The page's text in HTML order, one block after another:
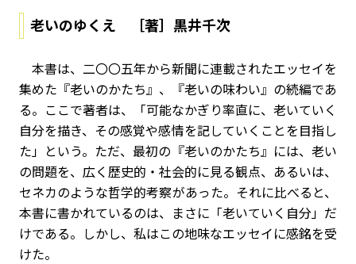
老いのゆくえ ［著］黒井千次
本書は、二〇〇五年から新聞に連載されたエッセイを
集めた『老いのかたち』、『老いの味わい』の続編であ
る。ここで著者は、「可能なかぎり率直に、老いていく
自分を描き、その感覚や感情を記していくことを目指し
た」という。ただ、最初の『老いのかたち』には、老い
の問題を、広く歴史的・社会的に見る観点、あるいは、
セネカのような哲学的考察があった。それに比べると、
本書に書かれているのは、まさに「老いていく自分」だ
けである。しかし、私はこの地味なエッセイに感銘を受
けた。